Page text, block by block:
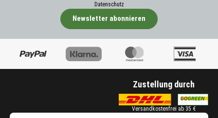
Datenschutz
Newsletter abonnieren
Zustellung durch
Versandkostenfrei ab 35 €